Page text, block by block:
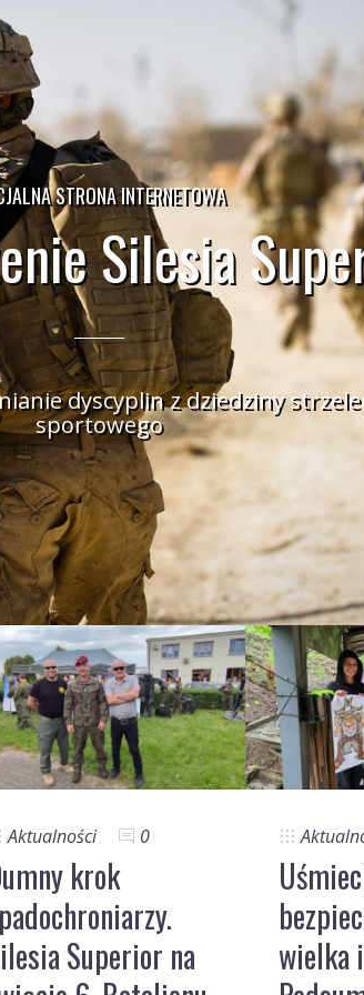
STRONA INTERNETOWA
Silesia
dyscyplin z dziedziny
sportowego
Aktualności 0
krok
Superior na
wielka